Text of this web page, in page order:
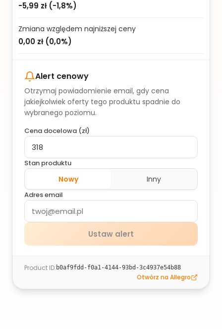
-5,99 zł(-1,8%)
Zmiana względem najniższej ceny
0,00 zł(0,0%)
Alert cenowy
Otrzymaj powiadomienie email, gdy cena
jakiejkolwiek oferty tego produktu spadnie do
wybranego poziomu.
Cena docelowa (zł)
Stan produktu
Nowy Inny
Adres email
Ustaw alert
Product ID: b0af9fdd-f0a1-4144-93bd-3c4937e54b88
Otwórz na Allegro